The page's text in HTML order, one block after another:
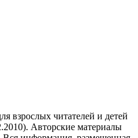
взрослых читателей и детей
Авторские материалы